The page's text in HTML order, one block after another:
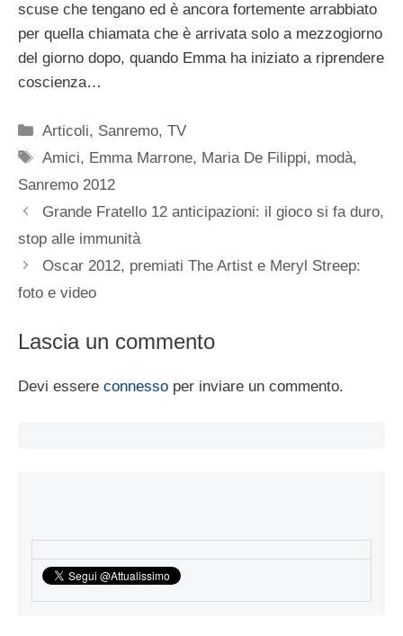
scuse che tengano ed è ancora fortemente arrabbiato
per quella chiamata che è arrivata solo a mezzogiorno
del giorno dopo, quando Emma ha iniziato a riprendere
coscienza…
Categorie
Articoli, Sanremo,TV
Tag
Amici, Emma Marrone, Maria De Filippi, modà,
Sanremo 2012
Grande Fratello 12 anticipazioni: il gioco si fa duro,
stop alle immunità
Oscar 2012, premiati The Artist e Meryl Streep:
foto e video
Lascia un commento
Devi essere connesso per inviare un commento.